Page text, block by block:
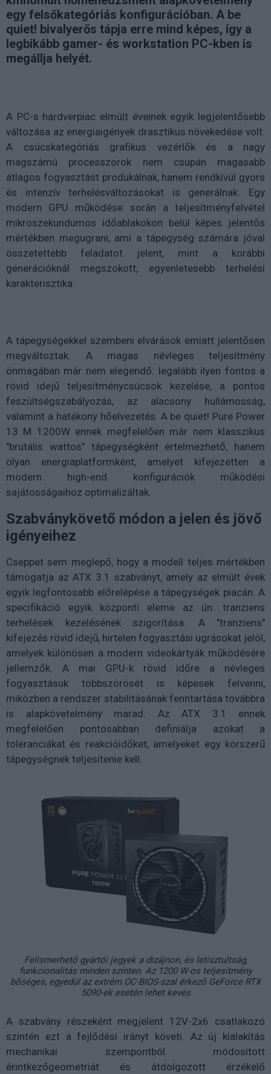
egy felsőkategóriás konfigurációban. A be
quiet! bivalyerős tápja erre mind képes, így a
legbikább gamer- és workstation PC-kben is
megállja helyét.
A PC-s hardverpiac elmúlt éveinek egyik legjelentősebb
változása az energiaigények drasztikus növekedése volt.
A csúcskategóriás grafikus vezérlők és a nagy
magszámú processzorok nem csupán magasabb
átlagos fogyasztást produkálnak, hanem rendkívül gyors
és intenzív terhelésváltozásokat is generálnak. Egy
modern GPU működése során a teljesítményfelvétel
mikroszekundumos időablakokon belül képes jelentős
mértékben megugrani, ami a tápegység számára jóval
összetettebb feladatot jelent, mint a korábbi
generációknál megszokott, egyenletesebb terhelési
karakterisztika.
A tápegységekkel szembeni elvárások emiatt jelentősen
megváltoztak. A magas névleges teljesítmény
önmagában már nem elegendő: legalább ilyen fontos a
rövid idejű teljesítménycsúcsok kezelése, a pontos
feszültségszabályozás, az alacsony hullámosság,
valamint a hatékony hőelvezetés. A be quiet! Pure Power
13 M 1200W ennek megfelelően már nem klasszikus
"brutális wattos" tápegységként értelmezhető, hanem
olyan energiaplatformként, amelyet kifejezetten a
modern high-end konfigurációk működési
sajátosságaihoz optimalizáltak.
Szabványkövető módon a jelen és jövő
igényeihez
Cseppet sem meglepő, hogy a modell teljes mértékben
támogatja az ATX 3.1 szabványt, amely az elmúlt évek
egyik legfontosabb előrelépése a tápegységek piacán. A
specifikáció egyik központi eleme az ún. tranziens
terhelések kezelésének szigorítása. A "tranziens"
kifejezés rövid idejű, hirtelen fogyasztási ugrásokat jelöl,
amelyek különösen a modern videokártyák működésére
jellemzők. A mai GPU-k rövid időre a névleges
fogyasztásuk többszörösét is képesek felvenni,
miközben a rendszer stabilitásának fenntartása továbbra
is alapkövetelmény marad. Az ATX 3.1 ennek
megfelelően pontosabban definiálja azokat a
toleranciákat és reakcióidőket, amelyeket egy korszerű
tápegységnek teljesítenie kell.
Felismerhető gyártói jegyek a dizájnon, és letisztultság,
funkcionalitás minden szinten. Az 1200 W-os teljesítmény
bőséges, egyedül az extrém OC-BIOS-szal érkező GeForce RTX
5090-ek esetén lehet kevés
A szabvány részeként megjelent 12V-2x6 csatlakozó
szintén ezt a fejlődési irányt követi. Az új kialakítás
mechanikai szempontból módosított
érintkezőgeometriát és átdolgozott érzékelő